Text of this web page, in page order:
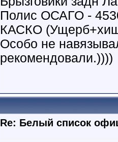
Полис ОСАГО -
КАСКО
Особо не
рекомендовали.))))
Re: Белый список